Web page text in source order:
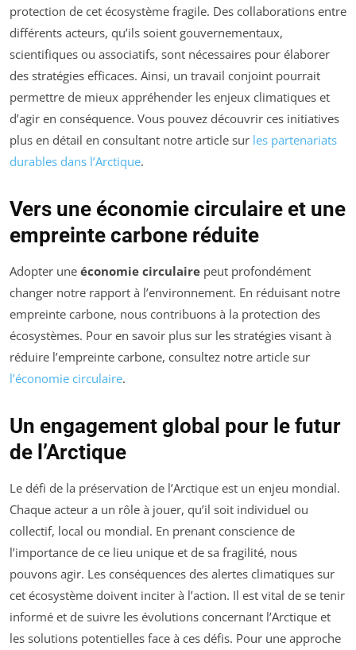
protection de cet écosystème fragile. Des collaborations entre
différents acteurs, qu’ils soient gouvernementaux,
scientifiques ou associatifs, sont nécessaires pour élaborer
des stratégies efficaces. Ainsi, un travail conjoint pourrait
permettre de mieux appréhender les enjeux climatiques et
d’agir en conséquence. Vous pouvez découvrir ces initiatives
plus en détail en consultant notre article sur les partenariats
durables dans l’Arctique.
Vers une économie circulaire et une
empreinte carbone réduite
Adopter une économie circulaire peut profondément
changer notre rapport à l’environnement. En réduisant notre
empreinte carbone, nous contribuons à la protection des
écosystèmes. Pour en savoir plus sur les stratégies visant à
réduire l’empreinte carbone, consultez notre article sur
l’économie circulaire.
Un engagement global pour le futur
de l’Arctique
Le défi de la préservation de l’Arctique est un enjeu mondial.
Chaque acteur a un rôle à jouer, qu’il soit individuel ou
collectif, local ou mondial. En prenant conscience de
l’importance de ce lieu unique et de sa fragilité, nous
pouvons agir. Les conséquences des alertes climatiques sur
cet écosystème doivent inciter à l’action. Il est vital de se tenir
informé et de suivre les évolutions concernant l’Arctique et
les solutions potentielles face à ces défis. Pour une approche